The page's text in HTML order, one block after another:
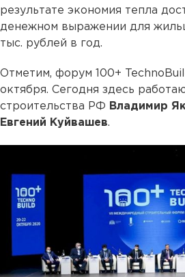
результате экономия тепла
денежном выражении для
тыс. рублей в год.
Отметим, форум 100+
октября. Сегодня здесь
строительства РФ Владимир
Евгений Куйвашев.